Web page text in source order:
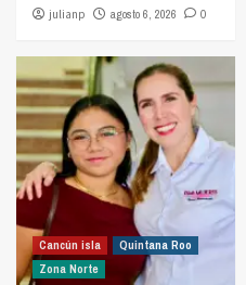
julianp agosto 6, 2026 0
Cancún isla
Quintana Roo
Zona Norte